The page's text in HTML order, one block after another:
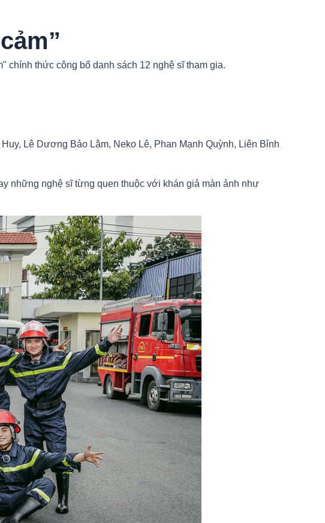
thức công bố danh sách 12 nghệ sĩ tham gia.
Lê Dương Bảo Lâm, Neko Lê, Phan Mạnh Quỳnh, Liên Bỉnh
những nghệ sĩ từng quen thuộc với khán giả màn ảnh như